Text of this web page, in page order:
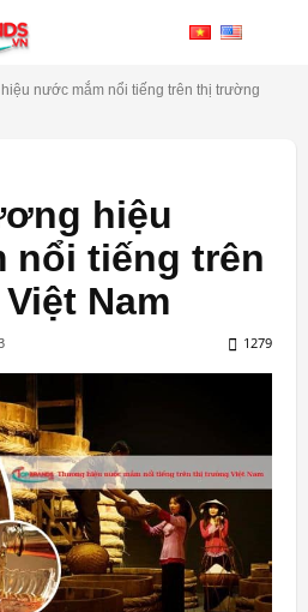
nước mắm nổi tiếng trên thị trường
hiệu
nổi tiếng trên
Nam
1279